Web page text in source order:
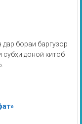
дар бораи баргузор
субҳи доноӣ китоб